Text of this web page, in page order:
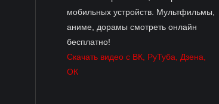
мобильных устройств. Мультфильмы,
аниме, дорамы смотреть онлайн
бесплатно!
Скачать видео с ВК, РуТуба, Дзена,
ОК